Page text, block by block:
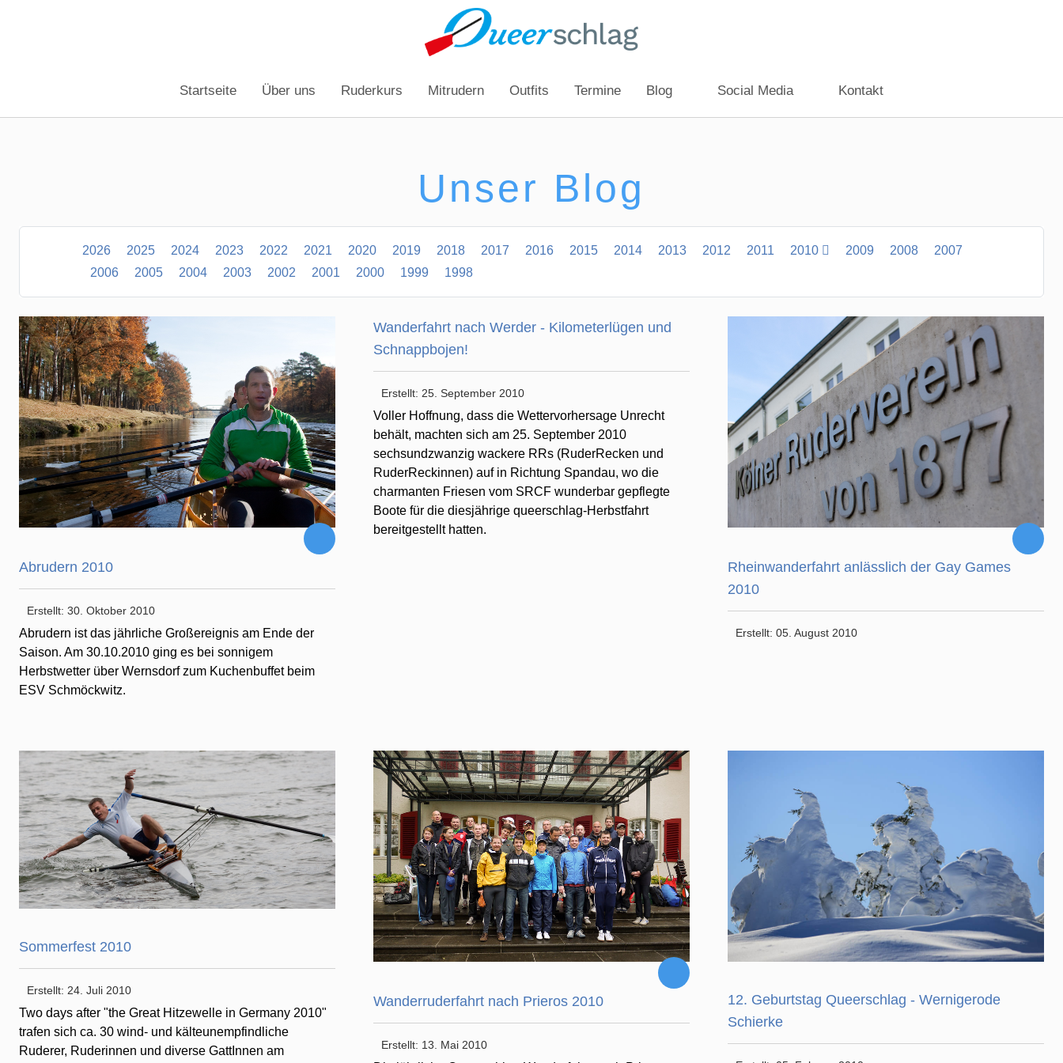
Startseite Über uns Ruderkurs Mitrudern Outfits Termine Blog Social Media Kontakt
Unser Blog
2026 2025 2024 2023 2022 2021 2020 2019 2018 2017 2016 2015 2014 2013 2012 2011 2010 2009 2008
2007
2006
2005 2004 2003 2002 2001 2000 1999 1998
Abrudern 2010
Erstellt: 30. Oktober 2010
Abrudern ist das jährliche Großereignis am Ende der
Saison. Am 30.10.2010 ging es bei sonnigem
Herbstwetter über Wernsdorf zum Kuchenbuffet beim
ESV Schmöckwitz.
Wanderfahrt nach Werder - Kilometerlügen und
Schnappbojen!
Erstellt: 25. September 2010
Voller Hoffnung, dass die Wettervorhersage Unrecht
behält, machten sich am 25. September 2010
sechsundzwanzig wackere RRs (RuderRecken und
RuderReckinnen) auf in Richtung Spandau, wo die
charmanten Friesen vom SRCF wunderbar gepflegte
Boote für die diesjährige queerschlag-Herbstfahrt
bereitgestellt hatten.
Rheinwanderfahrt anlässlich der Gay Games
2010
Erstellt: 05. August 2010
Sommerfest 2010
Erstellt: 24. Juli 2010
Two days after "the Great Hitzewelle in Germany 2010"
trafen sich ca. 30 wind- und kälteunempfindliche
Ruderer, Ruderinnen und diverse GattInnen am
Wanderruderfahrt nach Prieros 2010
Erstellt: 13. Mai 2010
12. Geburtstag Queerschlag - Wernigerode
Schierke